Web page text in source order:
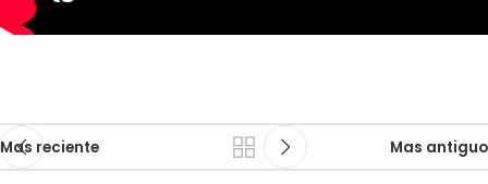
Mas reciente Mas antiguo